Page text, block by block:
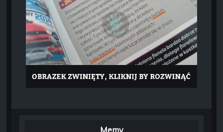
Memy